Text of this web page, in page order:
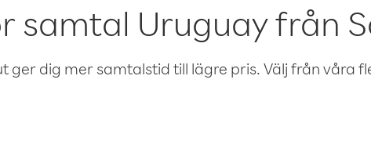
samtal Uruguay från
ger dig mer samtalstid till lägre pris. Välj från våra